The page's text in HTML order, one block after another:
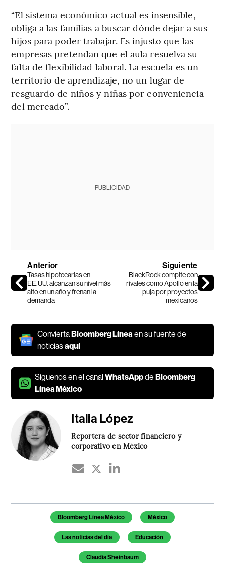
“El sistema económico actual es insensible,
obliga a las familias a buscar dónde dejar a sus
hijos para poder trabajar. Es injusto que las
empresas pretendan que el aula resuelva su
falta de flexibilidad laboral. La escuela es un
territorio de aprendizaje, no un lugar de
resguardo de niños y niñas por conveniencia
del mercado”.
PUBLICIDAD
Anterior
Tasas hipotecarias en
EE.UU. alcanzan su nivel más
alto en un año y frenan la
demanda
Siguiente
BlackRock compite con
rivales como Apollo en la
puja por proyectos
mexicanos
ConviertaBloomberg Línea en su fuente de
noticiasaquí
Síguenos en el canalWhatsAppdeBloomberg
Línea México
Italia López
Reportera de sector financiero y
corporativo en México
Temas de este artículo
Bloomberg Línea México México
Las noticias del día Educación
Claudia Sheinbaum